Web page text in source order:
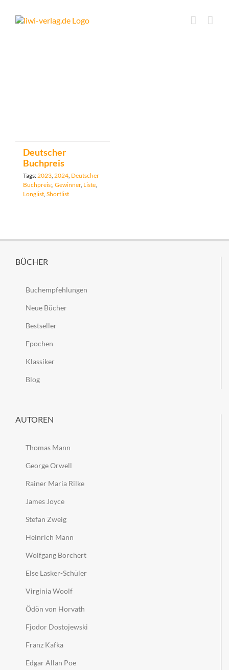
content
Deutscher
Buchpreis
Tags: 2023 2024 Deutscher
Buchpreis; Gewinner, Liste
Longlist Shortlist
BÜCHER
Buchempfehlungen
Neue Bücher
Bestseller
Epochen
Klassiker
Blog
AUTOREN
Thomas Mann
George Orwell
Rainer Maria Rilke
James Joyce
Stefan Zweig
Heinrich Mann
Wolfgang Borchert
Else Lasker-Schüler
Virginia Woolf
Ödön von Horvath
Fjodor Dostojewski
Franz Kafka
Edgar Allan Poe